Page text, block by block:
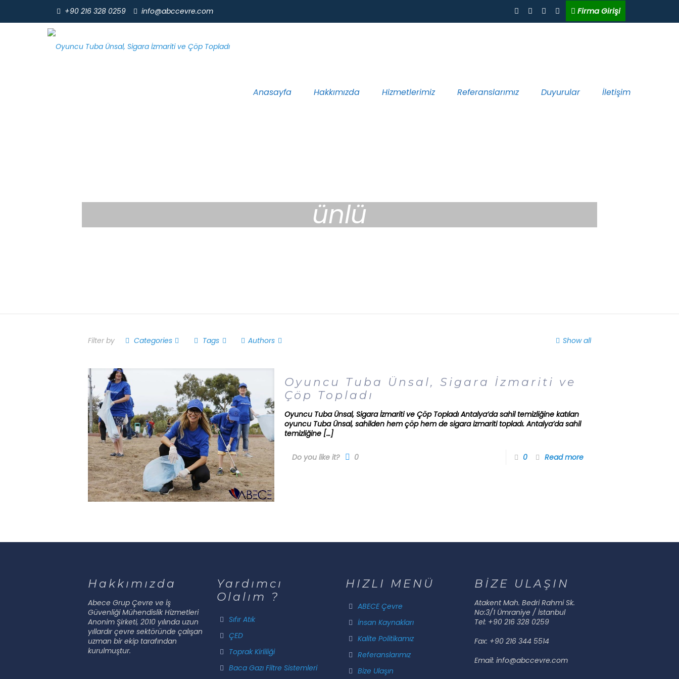
+90 216 328 0259 info@abccevre.com Firma Girişi
Anasayfa Hakkımızda Hizmetlerimiz Referanslarımız Duyurular İletişim
ünlü
Filter by Categories Tags Authors Show all
Oyuncu Tuba Ünsal, Sigara İzmariti ve
Çöp Topladı
Oyuncu Tuba Ünsal, Sigara İzmariti ve Çöp Topladı Antalya’da sahil temizliğine katılan
oyuncu Tuba Ünsal, sahilden hem çöp hem de sigara izmariti topladı. Antalya’da sahil
temizliğine[…]
Do you like it? 0 0 Read more
Hakkımızda
Abece Grup Çevre ve İş
Güvenliği Mühendislik Hizmetleri
Anonim Şirketi, 2010 yılında uzun
yıllardır çevre sektöründe çalışan
uzman bir ekip tarafından
kurulmuştur.
Yardımcı
Olalım ?
Sıfır Atık
ÇED
Toprak Kirliliği
Baca Gazı Filtre Sistemleri
HIZLI MENÜ
ABECE Çevre
İnsan Kaynakları
Kalite Politikamız
Referanslarımız
Bize Ulaşın
BİZE ULAŞIN
Atakent Mah. Bedri Rahmi Sk.
No:3/1 Ümraniye / İstanbul
Tel: +90 216 328 0259
Fax: +90 216 344 5514
Email: info@abccevre.com